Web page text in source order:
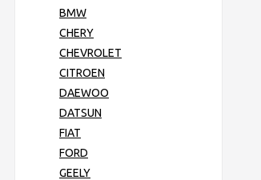
BMW
CHERY
CHEVROLET
CITROEN
DAEWOO
DATSUN
FIAT
FORD
GEELY